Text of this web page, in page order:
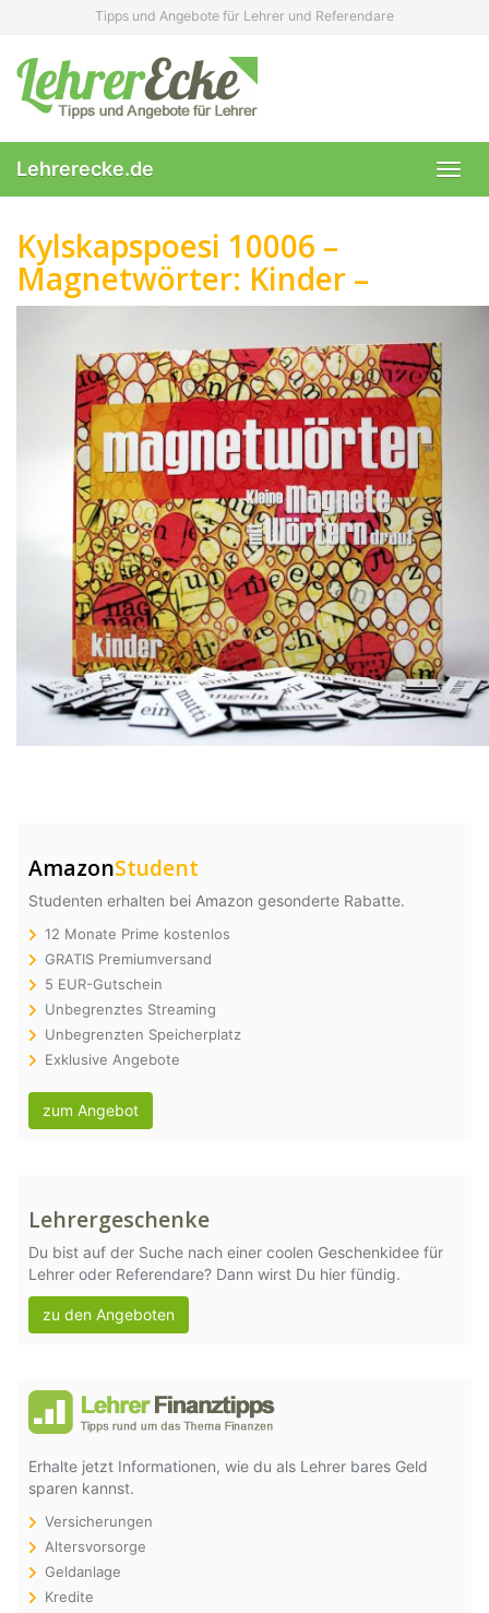
content
Tipps und Angebote für Lehrer und Referendare
Lehrerecke.de
Kylskapspoesi 10006 –
Magnetwörter: Kinder –
AmazonStudent
Studenten erhalten bei Amazon gesonderte Rabatte.
12 Monate Prime kostenlos
GRATIS Premiumversand
5 EUR-Gutschein
Unbegrenztes Streaming
Unbegrenzten Speicherplatz
Exklusive Angebote
zum Angebot
Lehrergeschenke
Du bist auf der Suche nach einer coolen Geschenkidee für
Lehrer oder Referendare? Dann wirst Du hier fündig.
zu den Angeboten
Erhalte jetzt Informationen, wie du als Lehrer bares Geld
sparen kannst.
Versicherungen
Altersvorsorge
Geldanlage
Kredite